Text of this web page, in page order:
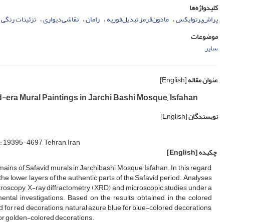
کلیدواژه‌ها
پراش‌پرتو‌ایکس مادون‌قرمز تبدیل‌فوریه رامان نقاشی‌دیواری تزئینات رنگی
موضوعات
سایر
عنوان مقاله[English]
Mural Paintings in Jarchi Bashi Mosque, Isfahan
نویسندگان[English]
4697, Tehran, Iran
چکیده[English]
of Safavid murals in Jarchibashi Mosque, Isfahan. In this regard,
lower layers of the authentic parts of the Safavid period. Analyses
X-ray diffractometry (XRD), and microscopic studies under a
investigations. Based on the results obtained, in the colored
red decorations, natural azure blue for blue-colored decorations,
golden-colored decorations.